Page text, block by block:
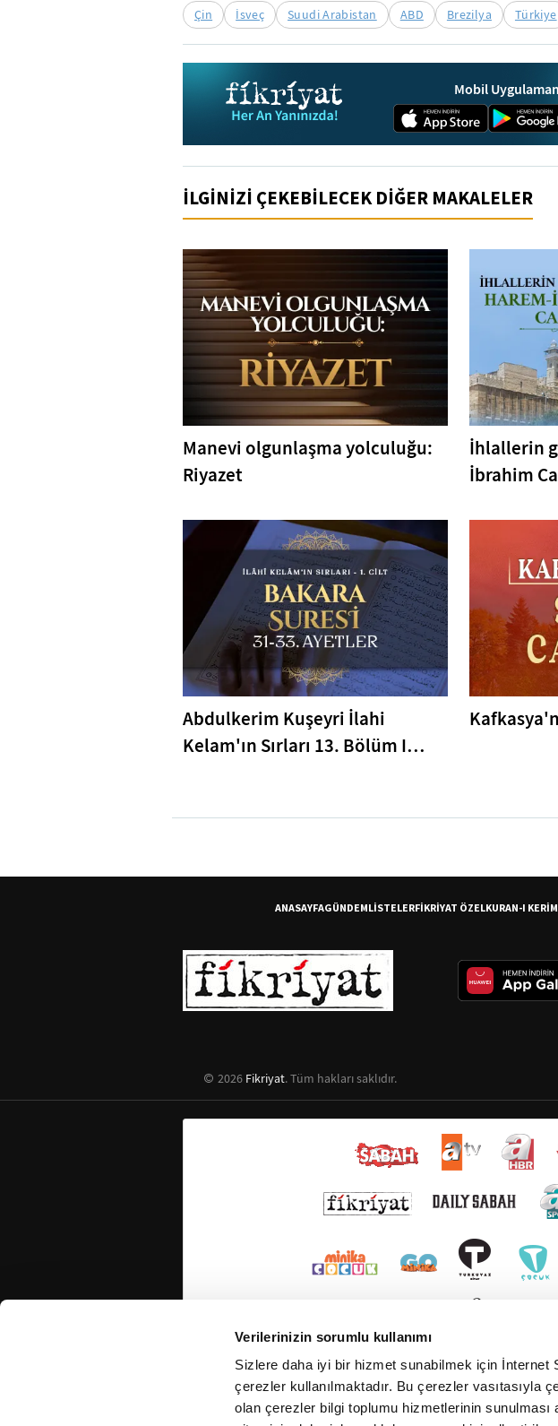
Verilerinizin sorumlu kullanımı
Sizlere daha iyi bir hizmet sunabilmek için
çerezler kullanılmaktadır. Bu çerezler
olan çerezler bilgi toplumu hizmetlerinin sunulması
Çin İsveç Suudi Arabistan ABD Brezilya Türkiye
Mobil
İLGİNİZİ ÇEKEBİLECEK DİĞER MAKALELER
Manevi olgunlaşma yolculuğu:
Riyazet
İhlallerin
İbrahim
Abdulkerim Kuşeyri İlahi
Kelam'ın Sırları 13. Bölüm I
ANASAYFAGÜNDEMLİSTELERFİKRİYAT ÖZELKURAN-I KERİM
2026 Fikriyat. Tüm hakları saklıdır.